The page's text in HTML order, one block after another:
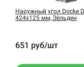
Наружный угол Docke
424х125 мм, Зёльден
651 руб/шт